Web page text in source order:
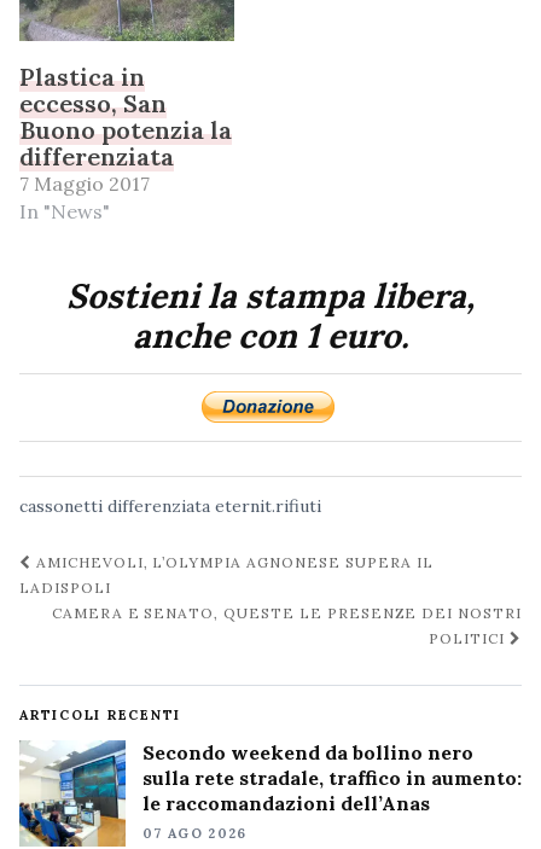
Plastica in
eccesso, San
Buono potenzia la
differenziata
7 Maggio 2017
In "News"
Sostieni la stampa libera,
anche con 1 euro.
cassonetti differenziata eternit.rifiuti
Navigazione
post
AMICHEVOLI, L’OLYMPIA AGNONESE SUPERA IL
LADISPOLI
CAMERA E SENATO, QUESTE LE PRESENZE DEI NOSTRI
POLITICI
ARTICOLI RECENTI
Secondo weekend da bollino nero
sulla rete stradale, traffico in aumento:
le raccomandazioni dell’Anas
07 AGO 2026